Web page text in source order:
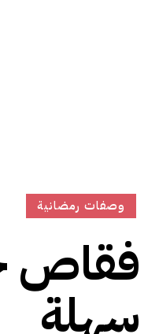
وصفات رمضانية
فقاص
سهلة